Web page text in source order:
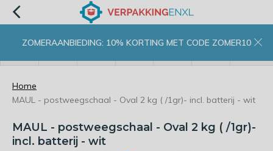
ZOMERAANBIEDING: 10% KORTING MET CODE ZOMER10
Home
MAUL - postweegschaal - Oval 2 kg ( /1gr)- incl. batterij - wit
MAUL - postweegschaal - Oval 2 kg ( /1gr)-
incl. batterij - wit